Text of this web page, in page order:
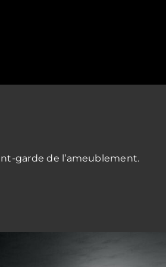
garde de l’ameublement.